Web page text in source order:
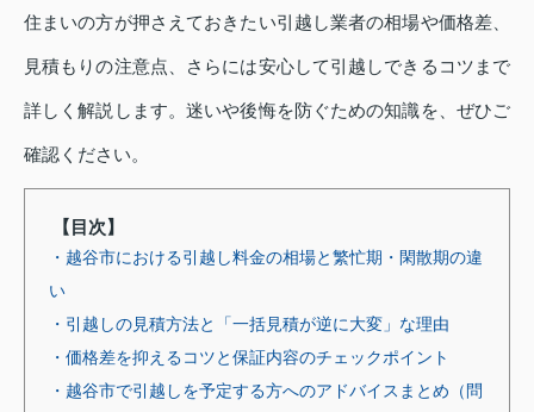
住まいの方が押さえておきたい引越し業者の相場や価格差、
見積もりの注意点、さらには安心して引越しできるコツまで
詳しく解説します。迷いや後悔を防ぐための知識を、ぜひご
確認ください。
【目次】
・越谷市における引越し料金の相場と繁忙期・閑散期の違
い
・引越しの見積方法と「一括見積が逆に大変」な理由
・価格差を抑えるコツと保証内容のチェックポイント
・越谷市で引越しを予定する方へのアドバイスまとめ（問